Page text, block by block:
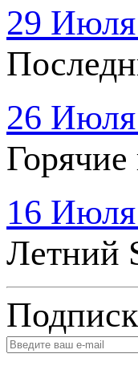
29
26
16
Летний